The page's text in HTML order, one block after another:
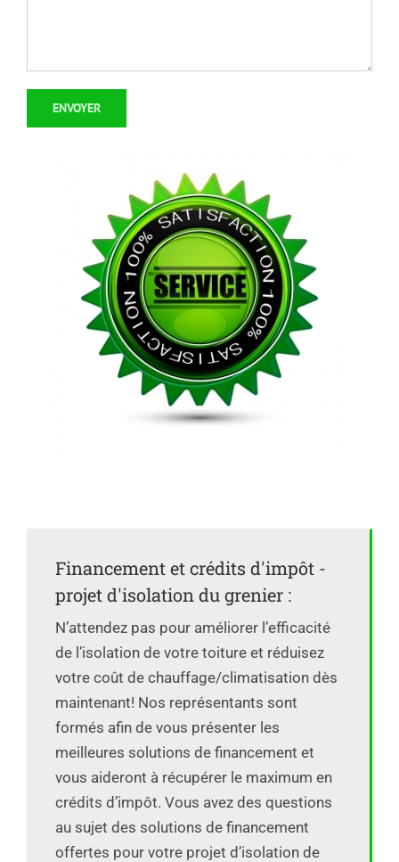
Financement et crédits d'impôt -
projet d'isolation du grenier :
N’attendez pas pour améliorer l’efficacité
de l’isolation de votre toiture et réduisez
votre coût de chauffage/climatisation dès
maintenant! Nos représentants sont
formés afin de vous présenter les
meilleures solutions de financement et
vous aideront à récupérer le maximum en
crédits d’impôt. Vous avez des questions
au sujet des solutions de financement
offertes pour votre projet d’isolation de